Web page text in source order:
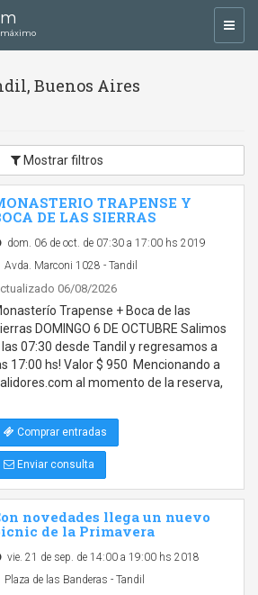
máximo
Buenos Aires
Mostrar filtros
TRAPENSE Y
DE LAS SIERRAS
dom. 06 de oct. de 07:30 a 17:00 hs 2019
Avda. Marconi 1028 - Tandil
06/08/2026
Trapense + Boca de las
DOMINGO 6 DE OCTUBRE Salimos
las 07:30 desde Tandil y regresamos a
17:00 hs! Valor $ 950 Mencionando a
al momento de la reserva,
Comprar entradas
Enviar consulta
novedades llega un nuevo
de la Primavera
vie. 21 de sep. de 14:00 a 19:00 hs 2018
Plaza de las Banderas - Tandil